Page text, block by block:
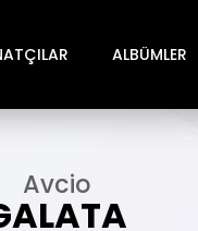
ALBÜMLER
Avcio